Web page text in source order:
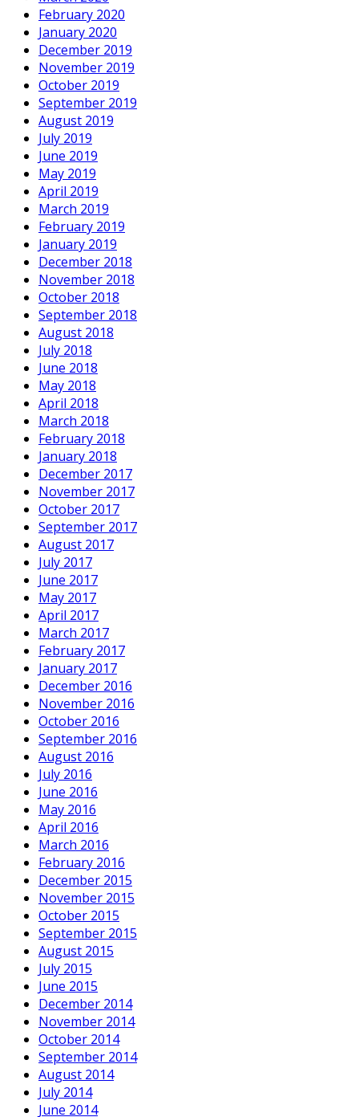
February 2020
January 2020
December 2019
November 2019
October 2019
September 2019
August 2019
July 2019
June 2019
May 2019
April 2019
March 2019
February 2019
January 2019
December 2018
November 2018
October 2018
September 2018
August 2018
July 2018
June 2018
May 2018
April 2018
March 2018
February 2018
January 2018
December 2017
November 2017
October 2017
September 2017
August 2017
July 2017
June 2017
May 2017
April 2017
March 2017
February 2017
January 2017
December 2016
November 2016
October 2016
September 2016
August 2016
July 2016
June 2016
May 2016
April 2016
March 2016
February 2016
December 2015
November 2015
October 2015
September 2015
August 2015
July 2015
June 2015
December 2014
November 2014
October 2014
September 2014
August 2014
July 2014
June 2014